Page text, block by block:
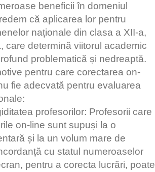
beneficii în domeniul
că aplicarea lor pentru
naționale din clasa a XII-a,
care determină viitorul academic
problematică și nedreaptă.
pentru care corectarea on-
fie adecvată pentru evaluarea
profesorilor: Profesorii care
on-line sunt supuși la o
și la un volum mare de
cu statul numeroaselor
pentru a corecta lucrări, poate